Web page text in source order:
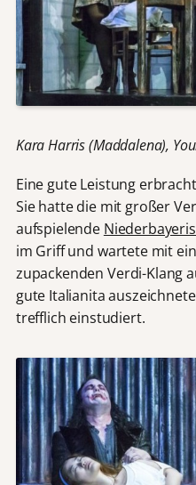
Kara Harris (Maddalena),
Eine gute Leistung
Sie hatte die mit großer
aufspielende
im Griff und wartete mit
zupackenden Verdi-Klang
gute Italianita
trefflich einstudiert.